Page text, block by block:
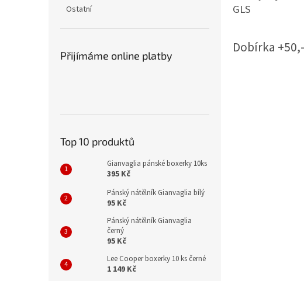
Ostatní
Přijímáme online platby
Top 10 produktů
Gianvaglia pánské boxerky 10ks
395 Kč
Pánský nátělník Gianvaglia bílý
95 Kč
Pánský nátělník Gianvaglia
černý
95 Kč
Lee Cooper boxerky 10 ks černé
1 149 Kč
GLS
Dobírka +50,-